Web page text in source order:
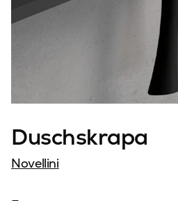
Duschskrapa
Novellini